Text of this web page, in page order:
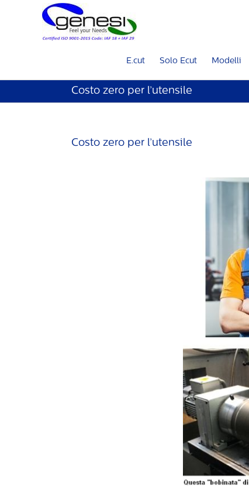
E.cut Solo Ecut Modelli
Costo zero per l’utensile
Costo zero per l’utensile